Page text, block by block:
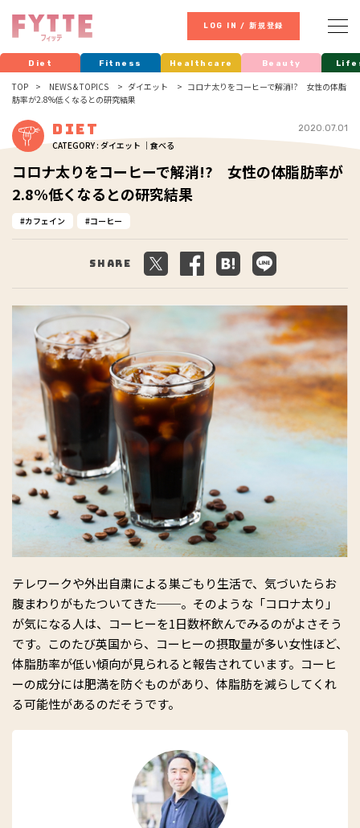
LOG IN / 新規登録
Diet Fitness Healthcare Beauty
TOP NEWS & TOPICS ダイエット
コロナ太りをコーヒーで解消!? 女性の体脂
肪率が2.8%低くなるとの研究結果
Diet
CATEGORY : ダイエット ｜食べる
2020.07.01
コロナ太りをコーヒーで解消!? 女性の体脂肪率が
2.8%低くなるとの研究結果
カフェイン コーヒー
Share
テレワークや外出自粛による巣ごもり生活で、気づいたらお
腹まわりがもたついてきた──。そのような「コロナ太り」
が気になる人は、コーヒーを1日数杯飲んでみるのがよさそう
です。このたび英国から、コーヒーの摂取量が多い女性ほど、
体脂肪率が低い傾向が見られると報告されています。コーヒ
ーの成分には肥満を防ぐものがあり、体脂肪を減らしてくれ
る可能性があるのだそうです。